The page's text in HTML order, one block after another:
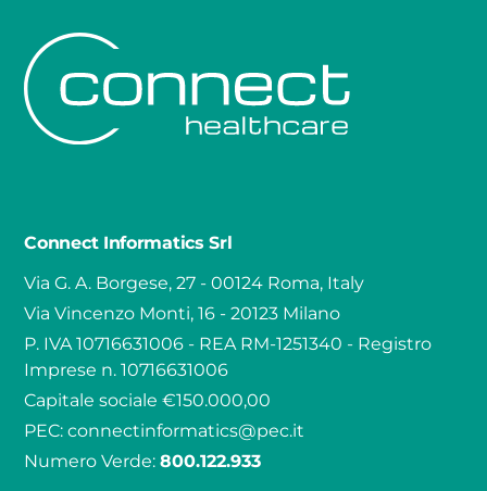
Connect Informatics Srl
Via G. A. Borgese, 27 - 00124 Roma, Italy
Via Vincenzo Monti, 16 - 20123 Milano
P. IVA 10716631006 - REA RM-1251340 - Registro
Imprese n. 10716631006
Capitale sociale €150.000,00
PEC:connectinformatics@pec.it
Numero Verde:800.122.933